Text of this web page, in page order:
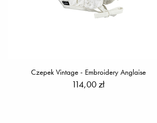
Czepek Vintage - Embroidery Anglaise
114,00 zł